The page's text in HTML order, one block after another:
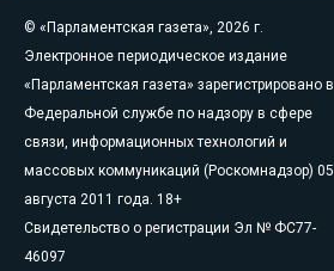
© «Парламентская газета», 2026 г.
Электронное периодическое издание
«Парламентская газета» зарегистрировано в
Федеральной службе по надзору в сфере
связи, информационных технологий и
массовых коммуникаций (Роскомнадзор) 05
августа 2011 года. 18+
Свидетельство о регистрации Эл № ФС77-
46097